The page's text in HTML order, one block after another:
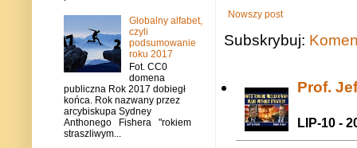
Nowszy post
Subskrybuj:
Prof.
LIP-10 -
Globalny alfabet,
czyli
podsumowanie
roku 2017
Fot. CC0
domena
publiczna Rok 2017 dobiegł
końca. Rok nazwany przez
arcybiskupa Sydney
Anthonego Fishera "rokiem
straszliwym...